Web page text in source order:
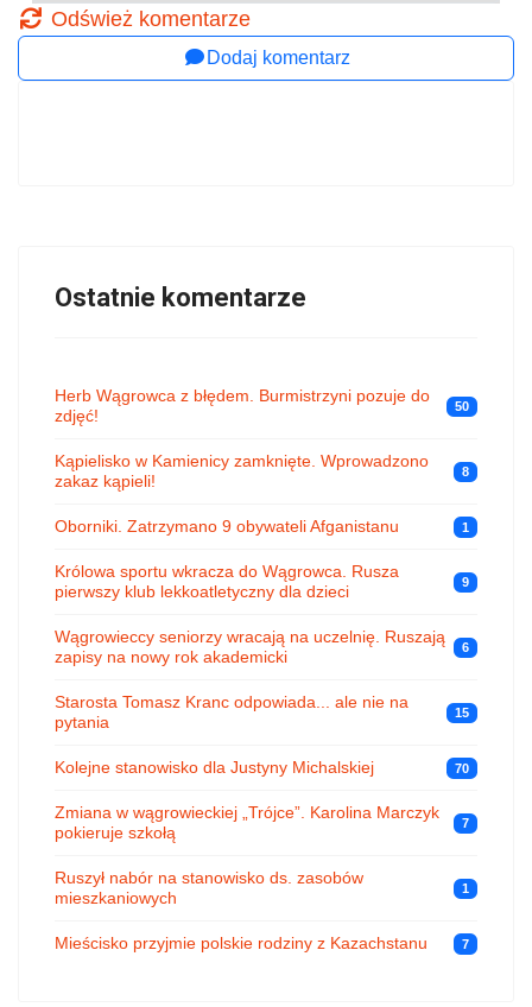
Odśwież komentarze
Dodaj komentarz
Ostatnie komentarze
Herb Wągrowca z błędem. Burmistrzyni pozuje do
zdjęć!
50
Kąpielisko w Kamienicy zamknięte. Wprowadzono
zakaz kąpieli!
8
Oborniki. Zatrzymano 9 obywateli Afganistanu 1
Królowa sportu wkracza do Wągrowca. Rusza
pierwszy klub lekkoatletyczny dla dzieci
9
Wągrowieccy seniorzy wracają na uczelnię. Ruszają
zapisy na nowy rok akademicki
6
Starosta Tomasz Kranc odpowiada... ale nie na
pytania
15
Kolejne stanowisko dla Justyny Michalskiej 70
Zmiana w wągrowieckiej „Trójce”. Karolina Marczyk
pokieruje szkołą
7
Ruszył nabór na stanowisko ds. zasobów
mieszkaniowych
1
Mieścisko przyjmie polskie rodziny z Kazachstanu 7